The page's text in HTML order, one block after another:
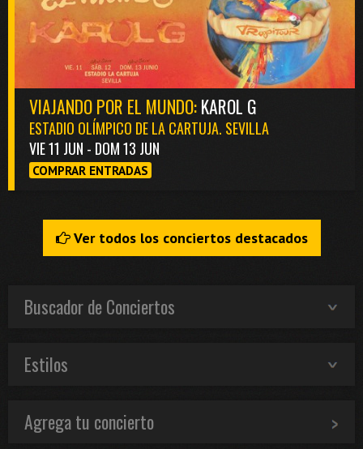
VIAJANDO POR EL MUNDO:KAROL G
ESTADIO OLÍMPICO DE LA CARTUJA. SEVILLA
VIE 11 JUN - DOM 13 JUN
COMPRAR ENTRADAS
Ver todos los conciertos destacados
Buscador de Conciertos
Estilos
Agrega tu concierto